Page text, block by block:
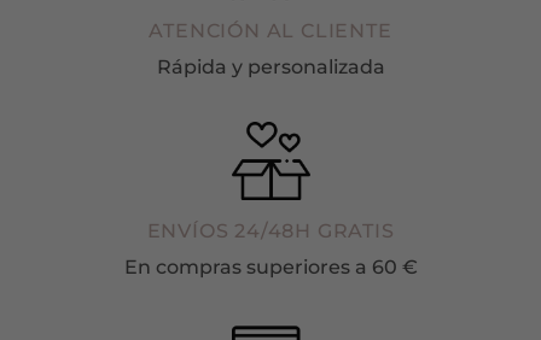
ATENCIÓN AL CLIENTE
Rápida y personalizada
ENVÍOS 24/48H GRATIS
En compras superiores a 60 €